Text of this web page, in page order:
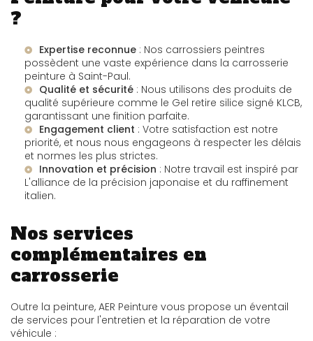
?
Expertise reconnue : Nos carrossiers peintres
possèdent une vaste expérience dans la carrosserie
peinture à Saint-Paul.
Qualité et sécurité : Nous utilisons des produits de
qualité supérieure comme le Gel retire silice signé KLCB,
garantissant une finition parfaite.
Engagement client : Votre satisfaction est notre
priorité, et nous nous engageons à respecter les délais
et normes les plus strictes.
Innovation et précision : Notre travail est inspiré par
L'alliance de la précision japonaise et du raffinement
italien.
Nos services
complémentaires en
carrosserie
Outre la peinture, AER Peinture vous propose un éventail
de services pour l'entretien et la réparation de votre
véhicule :